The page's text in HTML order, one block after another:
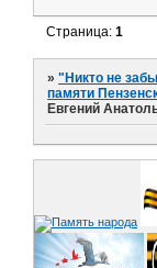
Страница:1
»"Никто не
памяти
Евгений